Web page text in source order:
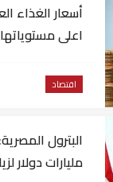
أسعار الغذاء
اعلى مستوياتها منذ
اقتصاد
مليارات دولار